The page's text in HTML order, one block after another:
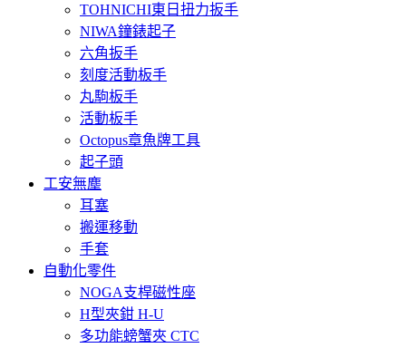
TOHNICHI東日扭力扳手
NIWA鐘錶起子
六角扳手
刻度活動板手
丸駒板手
活動板手
Octopus章魚牌工具
起子頭
工安無塵
耳塞
搬運移動
手套
自動化零件
NOGA支桿磁性座
H型夾鉗 H-U
多功能螃蟹夾 CTC